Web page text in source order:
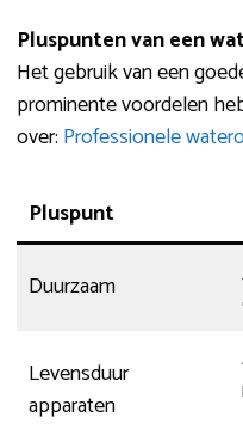
Pluspunten van een
Het gebruik van een
prominente voordelen
over: Professionele
Pluspunt
Duurzaam
Levensduur
apparaten